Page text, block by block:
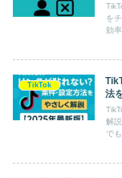
を
効
TikTok
法
解
で